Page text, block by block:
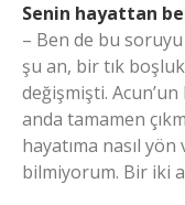
Senin hayattan
– Ben de bu
şu an, bir tık
değişmişti.
anda tamamen
hayatıma nasıl
bilmiyorum. Bir iki